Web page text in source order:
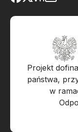
Projekt
państwa,
w